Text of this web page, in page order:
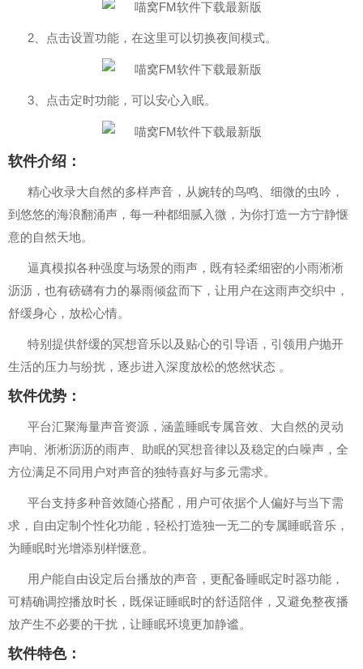
2、点击设置功能，在这里可以切换夜间模式。
3、点击定时功能，可以安心入眠。
软件介绍：
精心收录大自然的多样声音，从婉转的鸟鸣、细微的虫吟，
到悠悠的海浪翻涌声，每一种都细腻入微，为你打造一方宁静惬
意的自然天地。
逼真模拟各种强度与场景的雨声，既有轻柔细密的小雨淅淅
沥沥，也有磅礴有力的暴雨倾盆而下，让用户在这雨声交织中，
舒缓身心，放松心情。
特别提供舒缓的冥想音乐以及贴心的引导语，引领用户抛开
生活的压力与纷扰，逐步进入深度放松的悠然状态 。
软件优势：
平台汇聚海量声音资源，涵盖睡眠专属音效、大自然的灵动
声响、淅淅沥沥的雨声、助眠的冥想音律以及稳定的白噪声，全
方位满足不同用户对声音的独特喜好与多元需求。
平台支持多种音效随心搭配，用户可依据个人偏好与当下需
求，自由定制个性化功能，轻松打造独一无二的专属睡眠音乐，
为睡眠时光增添别样惬意。
用户能自由设定后台播放的声音，更配备睡眠定时器功能，
可精确调控播放时长，既保证睡眠时的舒适陪伴，又避免整夜播
放产生不必要的干扰，让睡眠环境更加静谧。
软件特色：